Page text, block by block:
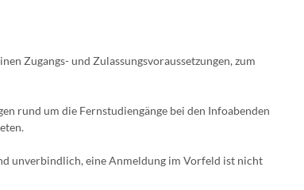
Zugangs- und Zulassungsvoraussetzungen, zum
rund um die Fernstudiengänge bei den Infoabenden
unverbindlich, eine Anmeldung im Vorfeld ist nicht